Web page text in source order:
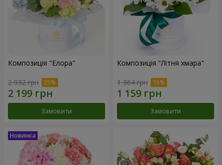
Композиція "Елора"
2 932 грн
Замовити
Композиція "Літня хмара"
1 364 грн
Замовити